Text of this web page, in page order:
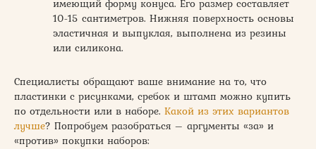
имеющий форму конуса. Его размер составляет
10-15 сантиметров. Нижняя поверхность основы
эластичная и выпуклая, выполнена из резины
или силикона.
Специалисты обращают ваше внимание на то, что
пластинки с рисунками, сребок и штамп можно купить
по отдельности или в наборе. Какой из этих вариантов
лучше? Попробуем разобраться – аргументы «за» и
«против» покупки наборов: